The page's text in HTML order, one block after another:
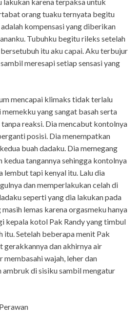
orang tuaku ternyata begitu
kompensasi yang diberikan
Tubuhku begitu rileks setelah
itu aku capai. Aku terbujur
meresapi setiap sensasi yang
mencapai klimaks tidak terlalu
yang sangat basah serta
reaksi. Dia mencabut kontolnya
posisi. Dia menempatkan
buah dadaku. Dia memegang
kedua tangannya sehingga kontolnya
lembut tapi kenyal itu. Lalu dia
dan memperlakukan celah di
seperti yang dia lakukan pada
lemas karena orgasmeku hanya
kepala kotol Pak Randy yang timbul
itu. Setelah beberapa menit Pak
gerakkannya dan akhirnya air
membasahi wajah, leher dan
ambruk di sisiku sambil mengatur